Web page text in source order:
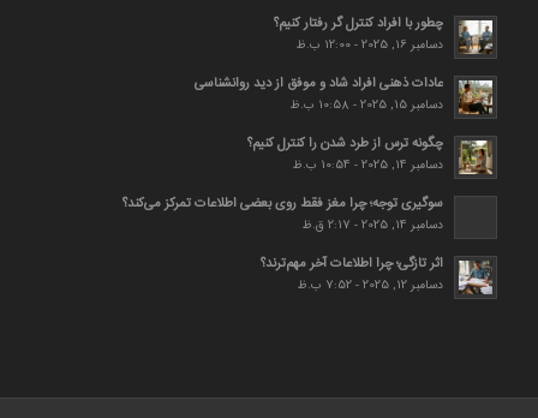
چطور با افراد کنترل گر رفتار کنیم؟
دسامبر 16, 2025 - 12:00 ب.ظ
عادات ذهنی افراد شاد و موفق از دید روانشناسی
دسامبر 15, 2025 - 10:58 ب.ظ
چگونه ترس از طرد شدن را کنترل کنیم؟
دسامبر 14, 2025 - 10:54 ب.ظ
سوگیری توجه؛ چرا مغز فقط روی بعضی اطلاعات تمرکز می‌کند؟
دسامبر 14, 2025 - 2:17 ق.ظ
اثر تازگی؛ چرا اطلاعات آخر مهم‌ترند؟
دسامبر 12, 2025 - 7:52 ب.ظ